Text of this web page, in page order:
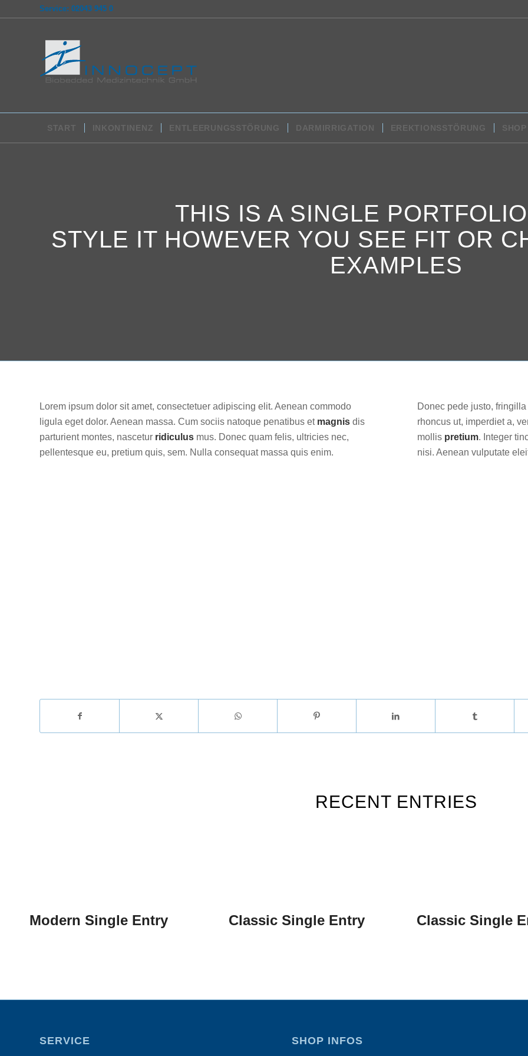
Service: 02043 945 0
START INKONTINENZ ENTLEERUNGSSTÖRUNG DARMIRRIGATION EREKTIONSSTÖRUNG SHOP
THIS IS A SINGLE
STYLE IT HOWEVER YOU SEE FIT OR
EXAMPLES
Lorem ipsum dolor sit amet, consectetuer adipiscing elit. Aenean commodo
ligula eget dolor. Aenean massa. Cum sociis natoque penatibus et magnis dis
parturient montes, nascetur ridiculus mus. Donec quam felis, ultricies nec,
pellentesque eu, pretium quis, sem. Nulla consequat massa quis enim.
Donec pede justo,
rhoncus ut, imperdiet a,
mollis pretium. Integer
nisi. Aenean vulputate
RECENT ENTRIES
Modern Single Entry Classic Single Entry Classic Single
SERVICE SHOP INFOS